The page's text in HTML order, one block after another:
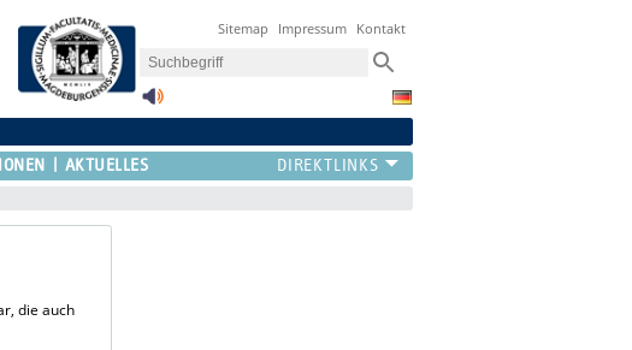
Sitemap Impressum Kontakt
AKTUELLES
die auch